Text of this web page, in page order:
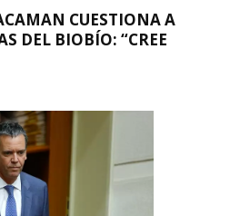
CUESTIONA A
DEL BIOBÍO: “CREE